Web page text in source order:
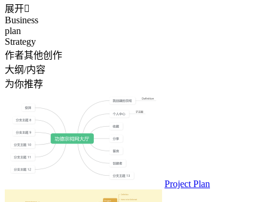
展开
Business
plan
Strategy
作者其他创作
大纲/内容
为你推荐
Project Plan